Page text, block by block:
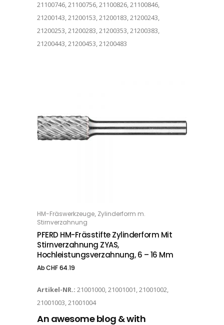
21100746, 21100756, 21100826, 21100846,
21200143, 21200153, 21200183, 21200243,
21200253, 21200283, 21200353, 21200383,
21200443, 21200453, 21200483
OPTIONS
HM-Fräswerkzeuge, Zylinderform m.
Stirnverzahnung
PFERD HM-Frässtifte Zylinderform Mit
Stirnverzahnung ZYAS,
Hochleistungsverzahnung, 6 – 16 Mm
AbCHF64.19
Artikel-NR.: 21001000, 21001001, 21001002,
21001003, 21001004
An awesome blog & with